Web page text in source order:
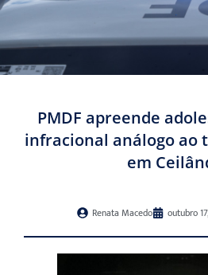
PMDF apreende
infracional análogo ao
em
Renata Macedo outubro